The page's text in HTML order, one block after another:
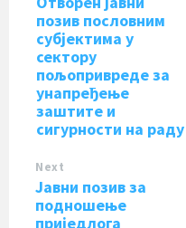
позив пословним
субјектима у
сектору
пољопривреде за
унапређење
заштите и
сигурности на раду
Next
Јавни позив за
подношење
приједлога